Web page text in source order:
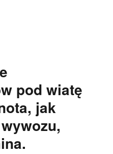
pod wiatę
jak